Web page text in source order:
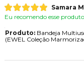
Samara
Eu recomendo esse produto.
Produto:Bandeja
(EWEL Coleção